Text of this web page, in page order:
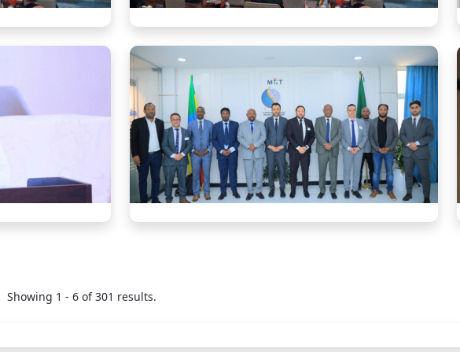
Showing 1 - 6 of 301 results.